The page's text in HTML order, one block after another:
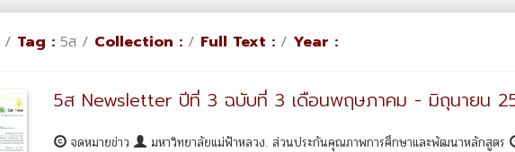
/ Tag : 5ส / Collection : / Full Text : / Year :
5ส Newsletter ปีที่ 3 ฉบับที่ 3 เดือนพฤษภาคม - มิถุนายน
จดหมายข่าว มหาวิทยาลัยแม่ฟ้าหลวง. ส่วนประกันคุณภาพการศึกษาและพัฒนาหลักสูตร